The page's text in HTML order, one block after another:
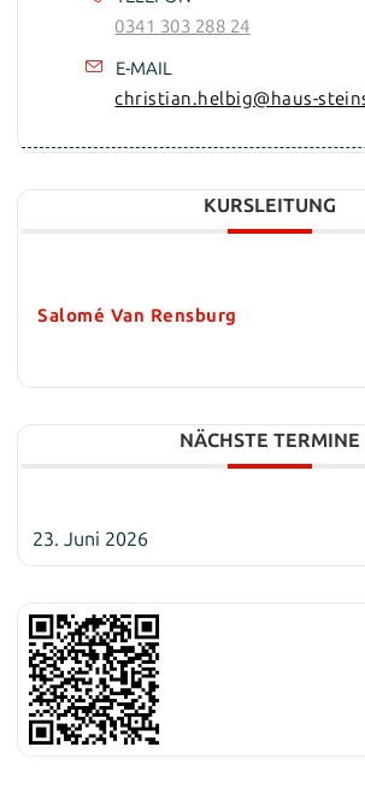
0341 303 288 24
E-MAIL
christian.helbig@haus-
KURSLEITUNG
Salomé Van Rensburg
NÄCHSTE TERMINE
23. Juni 2026